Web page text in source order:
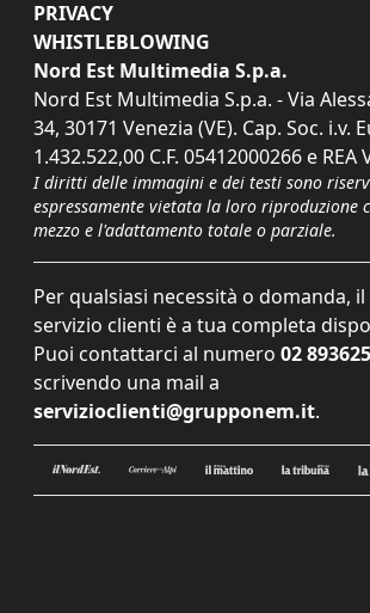
PRIVACY
WHISTLEBLOWING
Nord Est Multimedia S.p.a.
Nord Est Multimedia S.p.a. - Via
34, 30171 Venezia (VE). Cap. Soc. i.v.
1.432.522,00 C.F. 05412000266 e REA
I diritti delle immagini e dei testi sono
espressamente vietata la loro riproduzione
mezzo e l'adattamento totale o parziale.
Per qualsiasi necessità o domanda,
servizio clienti è a tua completa
Puoi contattarci al numero 02
scrivendo una mail a
servizioclienti@grupponem.it.